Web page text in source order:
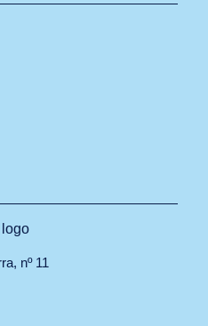
nº 11